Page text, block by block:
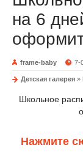
на 6
frame-baby 7-
Детская галерея »
Школьное
Нажмите